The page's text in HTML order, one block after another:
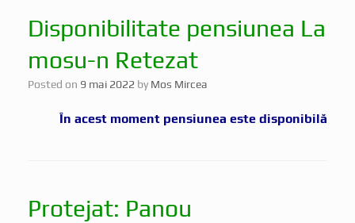
Disponibilitate pensiunea La
mosu-n Retezat
Posted on 9 mai 2022 by Mos Mircea
În acest moment pensiunea este disponibilă
Protejat: Panou